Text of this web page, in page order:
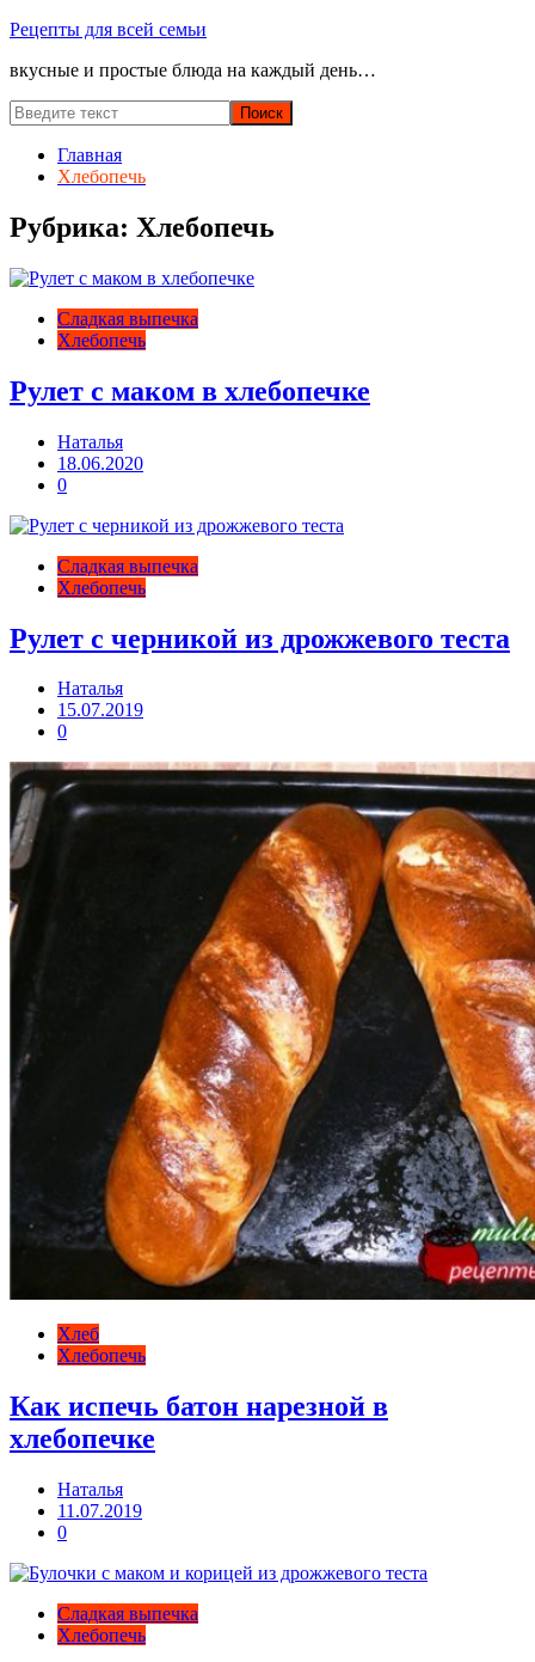
Перейти
содержимому
Рецепты для всей семьи
вкусные и простые блюда на каждый день…
Главная
Хлебопечь
Рубрика: Хлебопечь
Сладкая выпечка
Хлебопечь
Рулет с маком в хлебопечке
Наталья
18.06.2020
0
Сладкая выпечка
Хлебопечь
Рулет с черникой из дрожжевого теста
Наталья
15.07.2019
0
Хлеб
Хлебопечь
Как испечь батон нарезной в
хлебопечке
Наталья
11.07.2019
0
Сладкая выпечка
Хлебопечь